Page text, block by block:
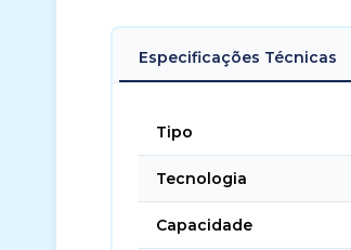
Especificações Técnicas
Tipo
Tecnologia
Capacidade